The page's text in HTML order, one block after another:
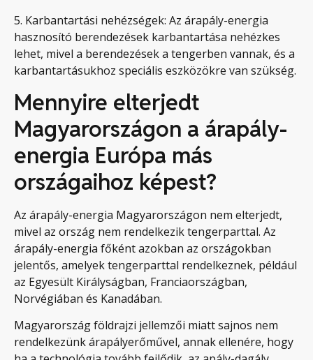
5. Karbantartási nehézségek: Az árapály-energia
hasznosító berendezések karbantartása nehézkes
lehet, mivel a berendezések a tengerben vannak, és a
karbantartásukhoz speciális eszközökre van szükség.
Mennyire elterjedt
Magyarországon a árapály-
energia Európa más
országaihoz képest?
Az árapály-energia Magyarországon nem elterjedt,
mivel az ország nem rendelkezik tengerparttal. Az
árapály-energia főként azokban az országokban
jelentős, amelyek tengerparttal rendelkeznek, például
az Egyesült Királyságban, Franciaországban,
Norvégiában és Kanadában.
Magyarország földrajzi jellemzői miatt sajnos nem
rendelkezünk árapályerőművel, annak ellenére, hogy